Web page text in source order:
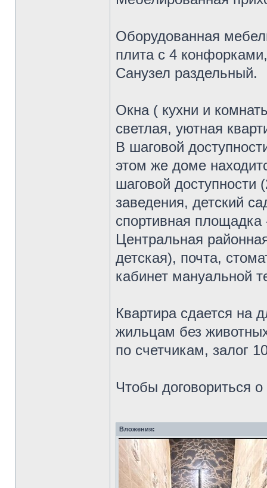
Оборудованная
плита с 4
Санузел раздельный.
Окна ( кухни и
светлая, уютная
В шаговой
этом же доме
шаговой
заведения, детский
спортивная
Центральная
детская), почта,
кабинет мануальной
Квартира сдается на
жильцам без
по счетчикам, залог
Чтобы договориться
Вложения: